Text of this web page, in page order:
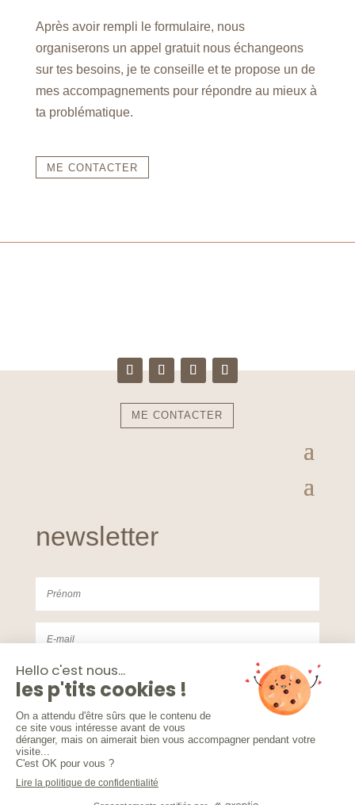
Après avoir rempli le formulaire, nous
organiserons un appel gratuit nous échangeons
sur tes besoins, je te conseille et te propose un de
mes accompagnements pour répondre au mieux à
ta problématique.
ME CONTACTER
ME CONTACTER
newsletter
J'accepte de recevoir la Newsletter de Studio
Eucalyptus. Voir la politique de confidentialités
S'INSCRIRE